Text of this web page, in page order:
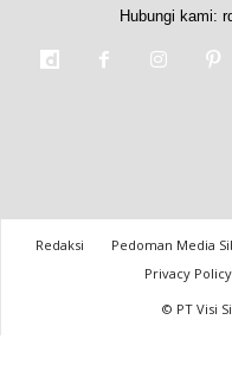
Hubungi kami:
Redaksi Pedoman Media
Privacy Policy
© PT Visi